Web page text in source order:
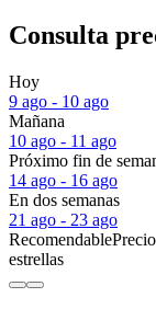
Consulta
Hoy
9 ago - 10 ago
Mañana
10 ago - 11 ago
Próximo fin de
14 ago - 16 ago
En dos semanas
21 ago - 23 ago
Recomendable
estrellas